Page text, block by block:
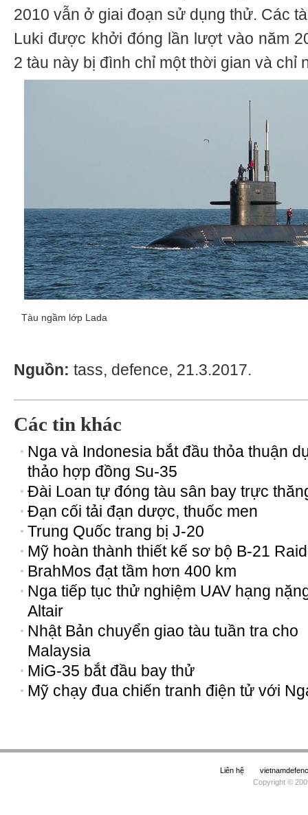
2010 vẫn ở giai đoạn sử dụng thử. Các
Luki được khởi đóng lần lượt vào năm
2 tàu này bị đình chỉ một thời gian và chỉ
Tàu ngầm lớp Lada
Nguồn: tass, defence, 21.3.2017.
Các tin khác
Nga và Indonesia bắt đầu thỏa thuận
thảo hợp đồng Su-35
Đài Loan tự đóng tàu sân bay trực
Đạn cối tải đạn dược, thuốc men
Trung Quốc trang bị J-20
Mỹ hoàn thành thiết kế sơ bộ B-21
BrahMos đạt tầm hơn 400 km
Nga tiếp tục thử nghiệm UAV hạng
Altair
Nhật Bản chuyển giao tàu tuần tra cho
Malaysia
MiG-35 bắt đầu bay thử
Mỹ chạy đua chiến tranh điện tử với
Liên hệ
Copyright ©